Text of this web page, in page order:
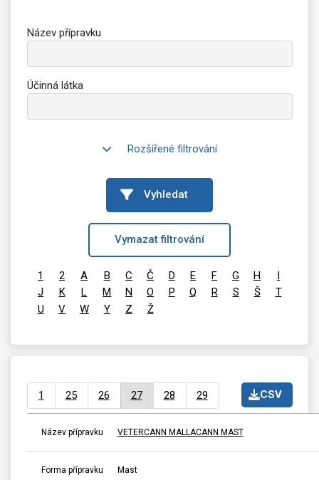
Název přípravku
Účinná látka
Rozšířené filtrování
Vyhledat
Vymazat filtrování
1 2 A B C Č D E F G H
I
J
K L M N O P Q R S Š
T
U
V W Y Z Ž
CSV
1 25 26 27 28 29
Název přípravku VETERCANN MALLACANN MAST
Forma přípravku Mast